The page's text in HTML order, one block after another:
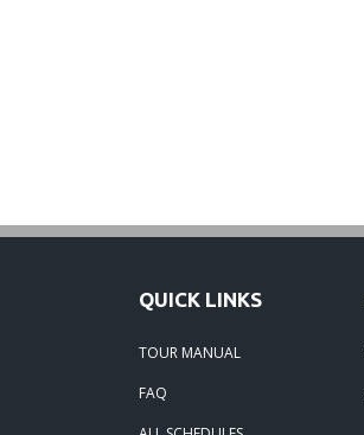
QUICK LINKS
TOUR MANUAL
FAQ